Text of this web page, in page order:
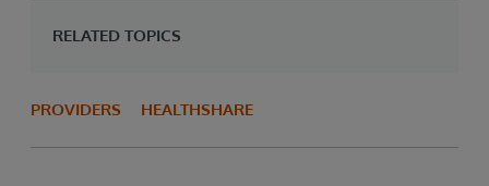
RELATED TOPICS
PROVIDERS HEALTHSHARE